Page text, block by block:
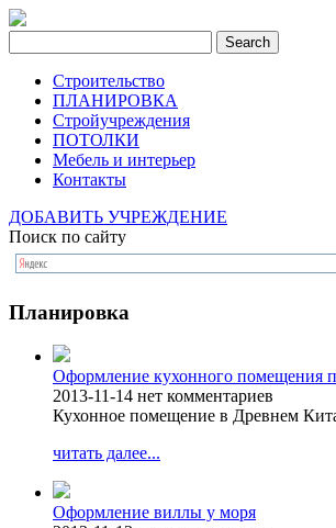
Строительство
ПЛАНИРОВКА
Стройучреждения
ПОТОЛКИ
Мебель и интерьер
Контакты
ДОБАВИТЬ УЧРЕЖДЕНИЕ
Поиск по сайту
Планировка
Оформление кухонного помещения
2013-11-14 нет комментариев
Кухонное помещение в Древнем
читать далее...
Оформление виллы у моря